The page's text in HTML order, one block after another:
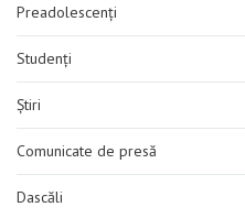
Preadolescenți
Studenți
Știri
Comunicate de presă
Dascăli